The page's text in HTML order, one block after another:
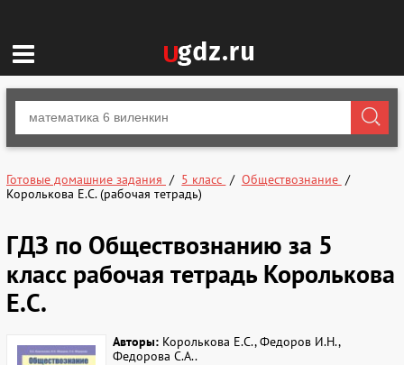
Готовые домашние задания 5 класс
Обществознание
Королькова Е.С. (рабочая тетрадь)
ГДЗ по Обществознанию за 5
класс рабочая тетрадь Королькова
Е.С.
Авторы: Королькова Е.С., Федоров И.Н.,
Федорова С.А..